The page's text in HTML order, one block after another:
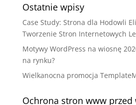
Ostatnie wpisy
Case Study: Strona dla Hodowli
Tworzenie Stron Internetowych
Motywy WordPress na wiosnę
na rynku?
Wielkanocna promocja
Ochrona stron www przed